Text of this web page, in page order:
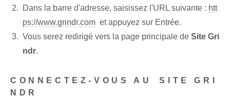
Dans la barre d'adresse, saisissez l'URL suivante : htt
ps://www.grindr.com ⁤ et appuyez sur Entrée.
Vous serez redirigé vers la page principale de Site Gri
ndr.
CONNECTEZ-VOUS AU⁢ SITE GRI
NDR